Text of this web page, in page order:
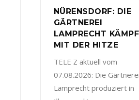
NÜRENSDORF: DIE
GÄRTNEREI
LAMPRECHT
MIT DER HITZE
TELE Z aktuell vom
07.08.2026: Die
Lamprecht produziert in